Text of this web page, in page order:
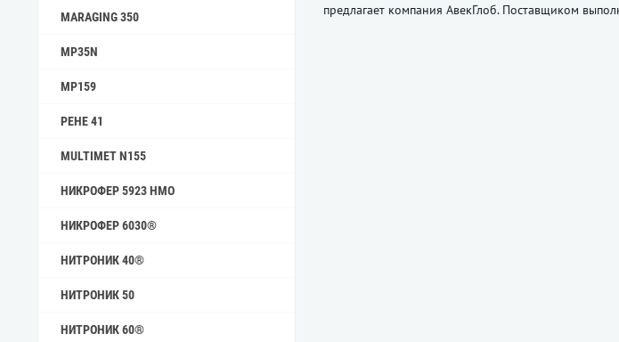
MARAGING 350
MP35N
MP159
РЕНЕ 41
MULTIMET N155
НИКРОФЕР 5923 HMO
НИКРОФЕР 6030®
НИТРОНИК 40®
НИТРОНИК 50
НИТРОНИК 60®
предлагает компания АвекГлоб. Поставщиком